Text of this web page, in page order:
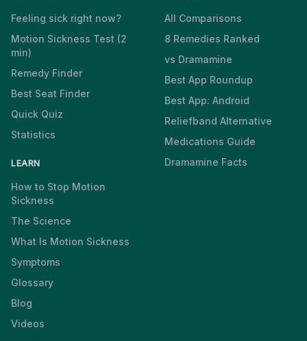
Feeling sick right now?
Motion Sickness Test (2
min)
Remedy Finder
Best Seat Finder
Quick Quiz
Statistics
LEARN
How to Stop Motion
Sickness
The Science
What Is Motion Sickness
Symptoms
Glossary
Blog
Videos
All Comparisons
8 Remedies Ranked
vs Dramamine
Best App Roundup
Best App: Android
Reliefband Alternative
Medications Guide
Dramamine Facts